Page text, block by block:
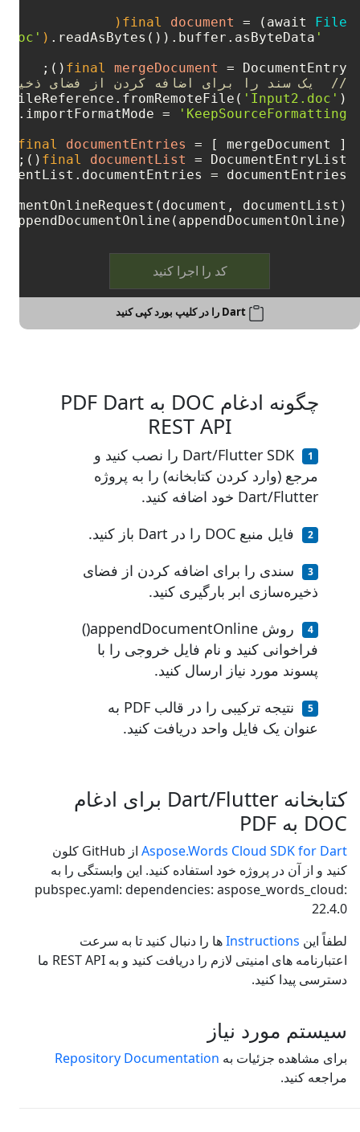
final
document = (await File
'Input1.doc'
)
final
mergeDocument = DocumentEntry();
//  یک سند را برای اضافه کردن از فضای
FileReference.fromRemoteFile( 'Input2.doc'
=
'KeepSourceFormatting'
final
documentEntries = [ mergeDocument ];
final
documentList =
کد را اجرا کنید
Dart را در کلیپ بورد کپی کنید
چگونه ادغام DOC به PDF Dart
REST API
Dart/Flutter SDK را نصب کنید و
مرجع (وارد کردن کتابخانه) را به پروژه
Dart/Flutter خود اضافه کنید.
فایل منبع DOC را در Dart باز کنید.
سندی را برای اضافه کردن از فضای
ذخیره‌سازی ابر بارگیری کنید.
روش appendDocumentOnline()
فراخوانی کنید و نام فایل خروجی را با
پسوند مورد نیاز ارسال کنید.
نتیجه ترکیبی را در قالب PDF به
عنوان یک فایل واحد دریافت کنید.
کتابخانه Dart/Flutter برای ادغام
DOC به PDF
Aspose.Words Cloud SDK for Dart
از GitHub کلون
کنید و از آن در پروژه خود استفاده کنید. این وابستگی را به
pubspec.yaml: dependencies: aspose_words_cloud:
22.4.0
لطفاً این Instructionsها را دنبال کنید تا به سرعت
اعتبارنامه های امنیتی لازم را دریافت کنید و به REST API ما
دسترسی پیدا کنید.
سیستم مورد نیاز
برای مشاهده جزئیات به Repository Documentation
مراجعه کنید.